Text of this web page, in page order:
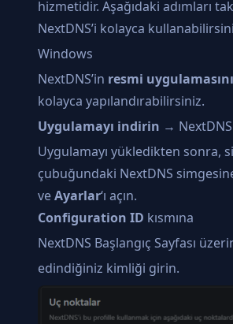
hizmetidir. Aşağıdaki adımları
NextDNS’i kolayca
Windows
NextDNS’in resmi uygulamasını
kolayca yapılandırabilirsiniz.
Uygulamayı indirin →
Uygulamayı yükledikten sonra,
çubuğundaki NextDNS
veAyarlar‘ı açın.
Configuration ID kısmına
NextDNS Başlangıç Sayfası
edindiğiniz kimliği girin.